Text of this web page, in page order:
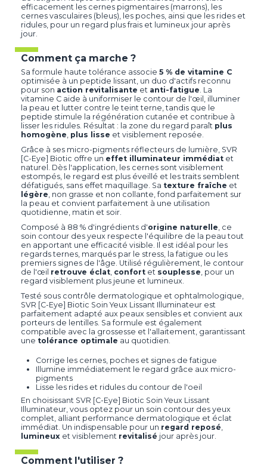
efficacement les cernes pigmentaires (marrons), les
cernes vasculaires (bleus), les poches, ainsi que les rides et
ridules, pour un regard plus frais et lumineux jour après
jour.
Comment ça marche ?
Sa formule haute tolérance associe 5 % de vitamine C
optimisée à un peptide lissant, un duo d'actifs reconnu
pour son action revitalisante et anti-fatigue. La
vitamine C aide à uniformiser le contour de l'œil, illuminer
la peau et lutter contre le teint terne, tandis que le
peptide stimule la régénération cutanée et contribue à
lisser les ridules. Résultat : la zone du regard paraît plus
homogène, plus lisse et visiblement reposée.
Grâce à ses micro-pigments réflecteurs de lumière, SVR
[C-Eye] Biotic offre un effet illuminateur immédiat et
naturel. Dès l'application, les cernes sont visiblement
estompés, le regard est plus éveillé et les traits semblent
défatigués, sans effet maquillage. Sa texture fraîche et
légère, non grasse et non collante, fond parfaitement sur
la peau et convient parfaitement à une utilisation
quotidienne, matin et soir.
Composé à 88 % d'ingrédients d'origine naturelle, ce
soin contour des yeux respecte l'équilibre de la peau tout
en apportant une efficacité visible. Il est idéal pour les
regards ternes, marqués par le stress, la fatigue ou les
premiers signes de l'âge. Utilisé régulièrement, le contour
de l'œil retrouve éclat, confort et souplesse, pour un
regard visiblement plus jeune et lumineux.
Testé sous contrôle dermatologique et ophtalmologique,
SVR [C-Eye] Biotic Soin Yeux Lissant Illuminateur est
parfaitement adapté aux peaux sensibles et convient aux
porteurs de lentilles. Sa formule est également
compatible avec la grossesse et l'allaitement, garantissant
une tolérance optimale au quotidien.
Corrige les cernes, poches et signes de fatigue
Illumine immédiatement le regard grâce aux micro-
pigments
Lisse les rides et ridules du contour de l'oeil
En choisissant SVR [C-Eye] Biotic Soin Yeux Lissant
Illuminateur, vous optez pour un soin contour des yeux
complet, alliant performance dermatologique et éclat
immédiat. Un indispensable pour un regard reposé,
lumineux et visiblement revitalisé jour après jour.
Comment l'utiliser ?